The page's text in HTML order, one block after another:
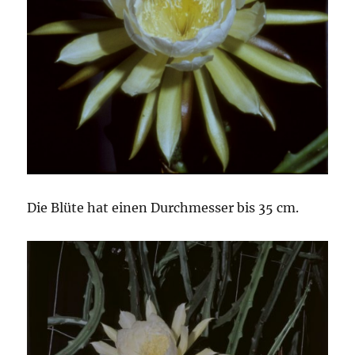
Die Blüte hat einen Durchmesser bis 35 cm.